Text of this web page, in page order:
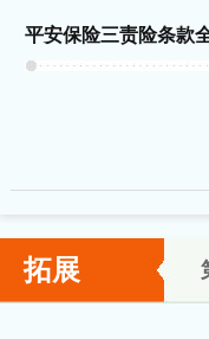
平安保险三责险条款
拓展